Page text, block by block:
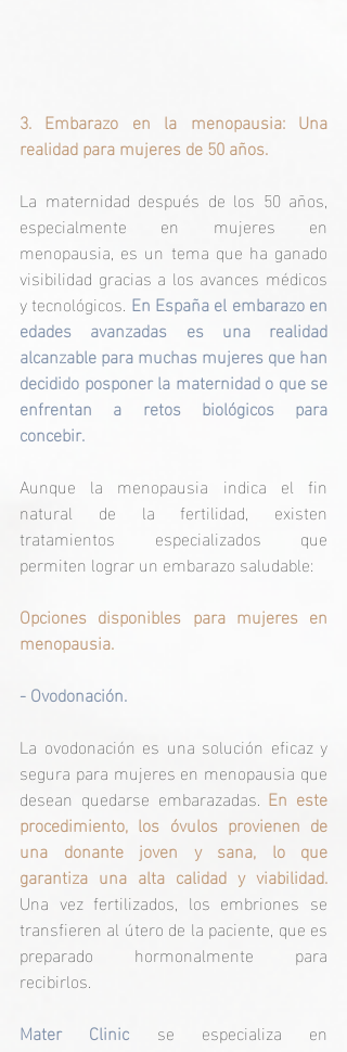
3. Embarazo en la menopausia: Una
realidad para mujeres de 50 años.
La maternidad después de los 50 años,
especialmente en mujeres en
menopausia, es un tema que ha ganado
visibilidad gracias a los avances médicos
y tecnológicos. En España el embarazo en
edades avanzadas es una realidad
alcanzable para muchas mujeres que han
decidido posponer la maternidad o que se
enfrentan a retos biológicos para
concebir.
Aunque la menopausia indica el fin
natural de la fertilidad, existen
tratamientos especializados que
permiten lograr un embarazo saludable:
Opciones disponibles para mujeres en
menopausia.
- Ovodonación.
La ovodonación es una solución eficaz y
segura para mujeres en menopausia que
desean quedarse embarazadas. En este
procedimiento, los óvulos provienen de
una donante joven y sana, lo que
Una vez fertilizados, los embriones se
transfieren al útero de la paciente, que es
preparado hormonalmente para
recibirlos.
Mater Clinic se especializa en